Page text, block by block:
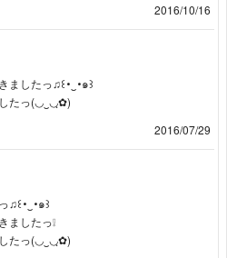
2016/10/16
したっ♫꒰･‿･๑꒱
たっ(◡‿◡ฺ✿)
2016/07/29
･‿･๑꒱
ましたっ❕
たっ(◡‿◡ฺ✿)